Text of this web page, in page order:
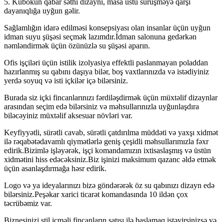
5. Kubokun qabar səthi dizaynı, masa üstü sürüşməyə qarşı
dayanıqlığa uyğun gəlir.
Sağlamlığın idarə edilməsi konsepsiyası olan insanlar üçün uyğun
idman suyu şüşəsi seçmək lazımdır.İdman salonuna gedərkən
nəmləndirmək üçün özünüzlə su şüşəsi aparın.
Ofis işçiləri üçün istilik izolyasiya effektli paslanmayan poladdan
hazırlanmış su qabını daşıya bilər, boş vaxtlarınızda və istədiyiniz
yerdə soyuq və isti içkilər içə bilərsiniz.
Burada siz içki fincanlarınızı fərdiləşdirmək üçün müxtəlif dizaynlar
arasından seçim edə bilərsiniz və məhsullarınızla uyğunlaşdıra
biləcəyiniz müxtəlif aksesuar növləri var.
Keyfiyyətli, sürətli cavab, sürətli çatdırılma müddəti və yaxşı xidmət
ilə rəqabətədavamlı qiymətlərlə geniş çeşidli məhsullarımızla fəxr
edirik.Bizimlə işləyərək, işçi komandamızın ixtisaslaşmış və üstün
xidmətini hiss edəcəksiniz.Biz işinizi maksimum qazanc əldə etmək
üçün asanlaşdırmağa həsr edirik.
Logo və ya ideyalarınızı bizə göndərərək öz su qabınızı dizayn edə
bilərsiniz.Peşəkar xarici ticarət komandasında 10 ildən çox
təcrübəmiz var.